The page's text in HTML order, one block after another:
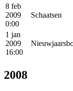
8 feb
2009
0:00
Schaatsen
1 jan
2009
16:00
2008